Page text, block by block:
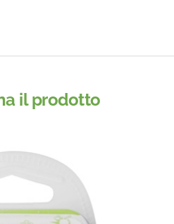
il prodotto